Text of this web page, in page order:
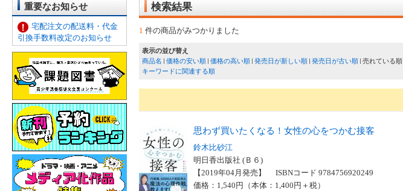
重要なお知らせ
宅配注文の配送料・代金
引換手数料改定のお知らせ
検索結果
1 件の商品がみつかりました
表示の並び替え
商品名
価格の安い順 価格の高い順 発売日が新しい順 発売日が古い順 売れている順
キーワードに関連する順
思わず買いたくなる！女性の心をつかむ接客
鈴木比砂江
明日香出版社 (Ｂ６)
【2019年04月発売】 ISBNコード 9784756920249
価格：1,540円（本体：1,400円＋税）